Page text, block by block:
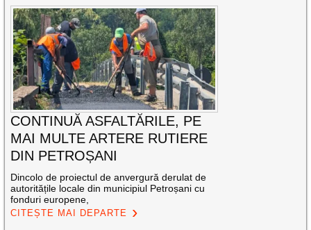
CONTINUĂ ASFALTĂRILE, PE
MAI MULTE ARTERE RUTIERE
DIN PETROȘANI
Dincolo de proiectul de anvergură derulat de
autoritățile locale din municipiul Petroșani cu
fonduri europene,
CITEȘTE MAI DEPARTE